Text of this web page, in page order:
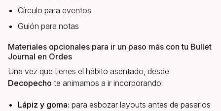
Círculo para eventos
Guión para notas
Materiales opcionales para ir un paso más con tu Bullet
Journal en Ordes
Una vez que tienes el hábito asentado, desde
Decopecho te animamos a ir incorporando:
Lápiz y goma: para esbozar layouts antes de pasarlos